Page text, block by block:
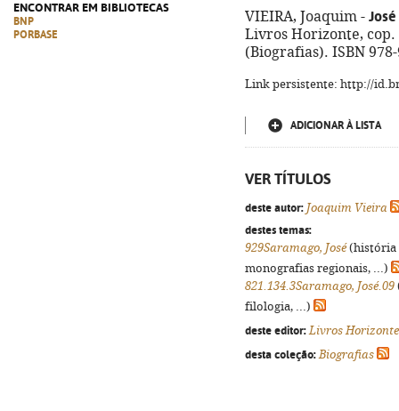
ENCONTRAR EM BIBLIOTECAS
BNP
PORBASE
VIEIRA, Joaquim -
Livros Horizonte, cop.
(Biografias). ISBN
Link persistente: http://
ADICIONAR À LISTA
VER TÍTULOS
deste autor: Joaquim Vieira
destes temas:
929Saramago, José(história
monografias regionais, ...)
821.134.3Saramago, José.09
filologia, ...)
deste editor: Livros Horizonte
desta coleção: Biografias